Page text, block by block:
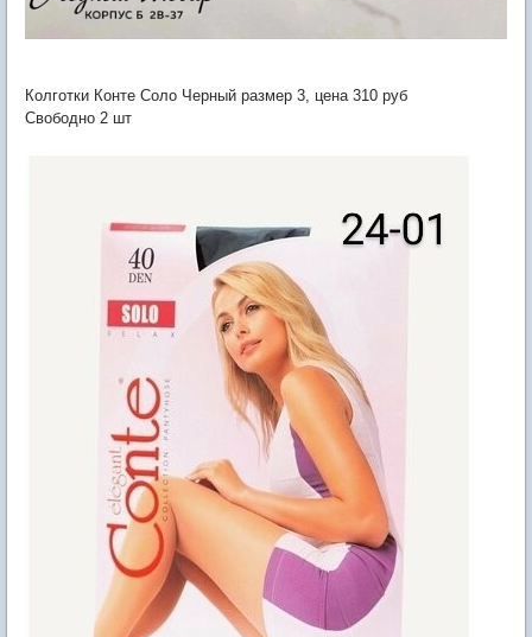
Колготки Конте Соло Черный размер 3, цена 310 руб
Свободно 2 шт